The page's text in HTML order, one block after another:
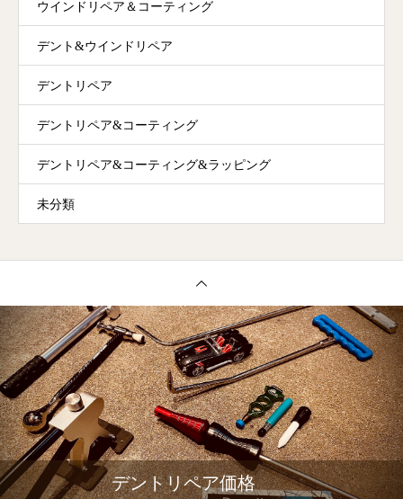
ウインドリペア＆コーティング
デント&ウインドリペア
デントリペア
デントリペア&コーティング
デントリペア&コーティング&ラッピング
未分類
デントリペア価格